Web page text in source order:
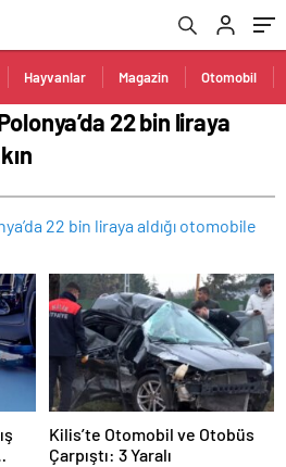
Hayvanlar Magazin Otomobil
22 bin liraya
Kilis’te Otomobil ve Otobüs
Çarpıştı: 3 Yaralı